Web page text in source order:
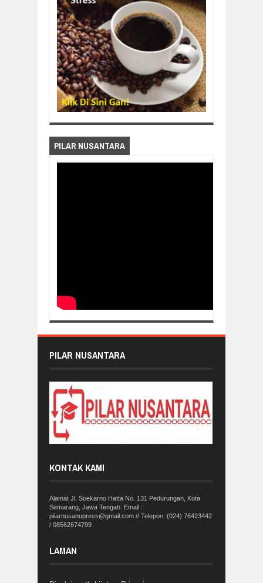
PILAR NUSANTARA
PILAR NUSANTARA
KONTAK KAMI
Alamat Jl. Soekarno Hatta No. 131 Pedurungan, Kota
Semarang, Jawa Tengah. Email :
pilarnusanupress@gmail.com // Telepon: (024) 76423442
/ 08562674799
LAMAN